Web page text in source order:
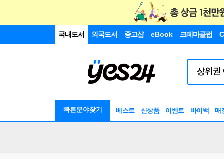
국내도서 외국도서 중고샵 eBook 크레마클럽
빠른분야찾기 베스트 신상품 이벤트 바이백 매